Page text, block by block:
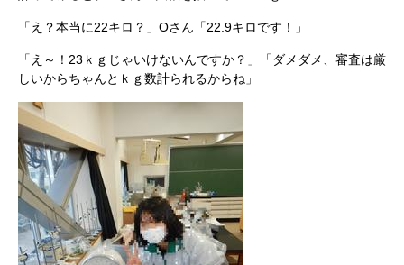
「え？本当に22キロ？」Oさん「22.9キロです！」
「え～！23ｋｇじゃいけないんですか？」「ダメダメ、審査は厳
しいからちゃんとｋｇ数計られるからね」